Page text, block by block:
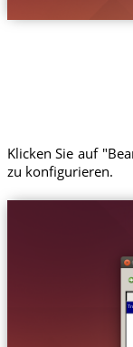
Klicken Sie auf
zu konfigurieren.